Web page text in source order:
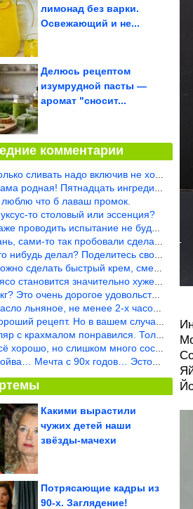
лимонад без варки.
Освежающий и не...
Делюсь рецептом
изумрудной пасты —
аромат "сносит...
комментарии
сливать надо включив не холодную, а ГОРЯЧУЮ воду. Трубы в
родная! Пятнадцать ингредиентов на пирожок!!!
что б лаваш промок.
то столовый или эссенция?
проводить испытание не буду — в воду и потом быстро в раска
сами-то так пробовали сделать? Ерунда же получится. Нет, с
нибудь делал? Поделитесь своими результатами!!!
сделать быстрый крем, смешав 2 банки вареной сгущенки со с
становится значительно хуже, когда долго лежит в морозилке
Это очень дорогое удовольствие, исходя из цен на эту ягоду
льняное, не менее 2-х часов. Писать надо по делу и подробн
рецепт. Но в вашем случае шницель получится парено-варен
с крахмалом понравился. Только я бы в воду добавил бы молок
хорошо, но слишком много составляющих.
Мечта с 90х годов… Эстония
Как просчитался
Какими вырастили
чужих детей наши
звёзды-мачехи
Потрясающие кадры из
90-х. Заглядение!